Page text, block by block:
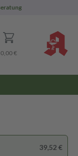
0,00 €
39,52 €